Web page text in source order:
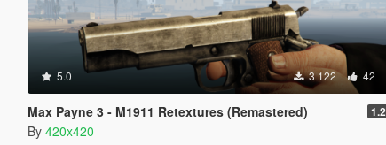
5.0 3 122 42
Max Payne 3 - M1911 Retextures (Remastered) 1.2
By 420x420